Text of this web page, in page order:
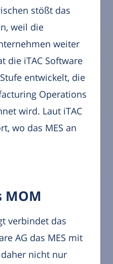
stößt das
weil die
weiter
die iTAC Software
entwickelt, die
Operations
wird. Laut iTAC
wo das MES an
MOM
verbindet das
AG das MES mit
daher nicht nur